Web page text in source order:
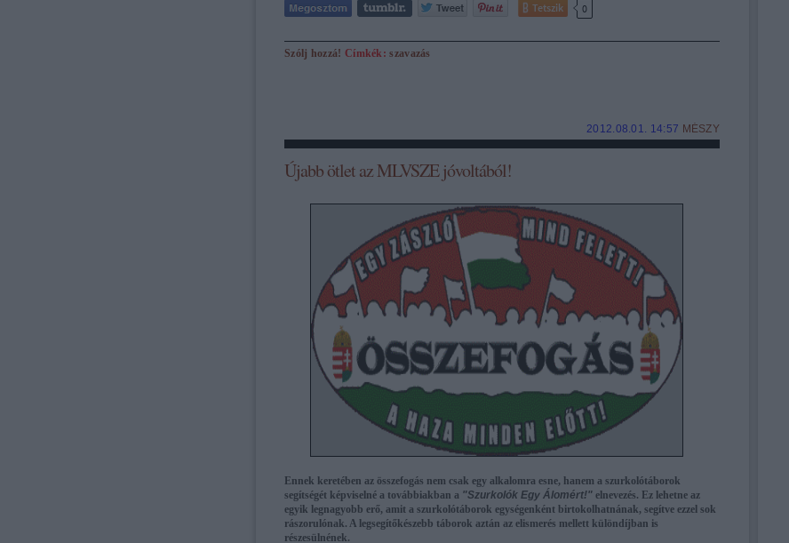
Tetszik 0
Szólj hozzá! Címkék:szavazás
2012.08.01. 14:57 MÉSZY
Újabb ötlet az MLVSZE jóvoltából!
Ennek keretében az összefogás nem csak egy alkalomra esne, hanem a szurkolótáborok
segítségét képviselné a továbbiakban a "Szurkolók Egy Álomért!" elnevezés. Ez lehetne az
egyik legnagyobb erő, amit a szurkolótáborok egységenként birtokolhatnának, segítve ezzel sok
rászorulónak. A legsegítőkészebb táborok aztán az elismerés mellett különdíjban is
részesülnének.